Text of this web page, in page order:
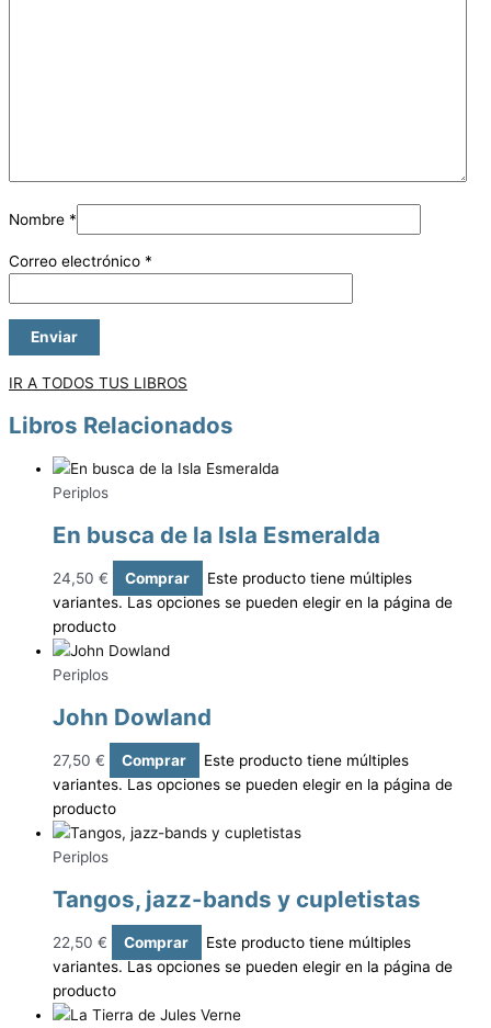
Nombre *
Correo electrónico *
IR A TODOS TUS LIBROS
Libros Relacionados
Periplos
En busca de la Isla Esmeralda
24,50 € Comprar
Este producto tiene múltiples
variantes. Las opciones se pueden elegir en la página de
producto
Periplos
John Dowland
27,50 € Comprar
Este producto tiene múltiples
variantes. Las opciones se pueden elegir en la página de
producto
Periplos
Tangos, jazz-bands y cupletistas
22,50 € Comprar
Este producto tiene múltiples
variantes. Las opciones se pueden elegir en la página de
producto